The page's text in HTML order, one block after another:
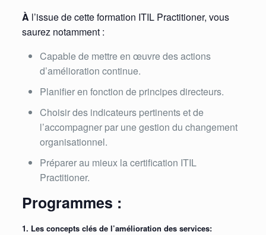
À l’issue de cette formation ITIL Practitioner, vous
saurez notamment :
Capable de mettre en œuvre des actions
d’amélioration continue.
Planifier en fonction de principes directeurs.
Choisir des indicateurs pertinents et de
l’accompagner par une gestion du changement
organisationnel.
Préparer au mieux la certification ITIL
Practitioner.
Programmes :
1. Les concepts clés de l’amélioration des services: